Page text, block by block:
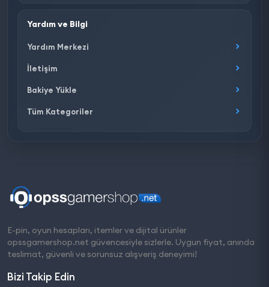
Yardım ve Bilgi
Yardım Merkezi
İletişim
Bakiye Yükle
Tüm Kategoriler
E-pin, oyun hesapları, itemler ve dijital ürünler
opssgamershop.net güvencesiyle sizlerle. Uygun fiyat, anında
teslimat, güvenli ve sorunsuz alışveriş deneyimi!
Bizi Takip Edin